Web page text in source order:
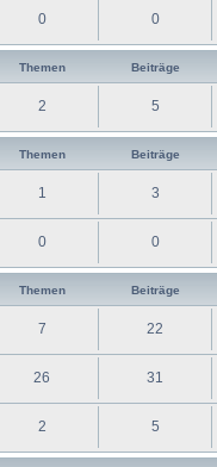
0 0
Themen Beiträge
2 5
Themen Beiträge
1 3
0 0
Themen Beiträge
7 22
26 31
2 5